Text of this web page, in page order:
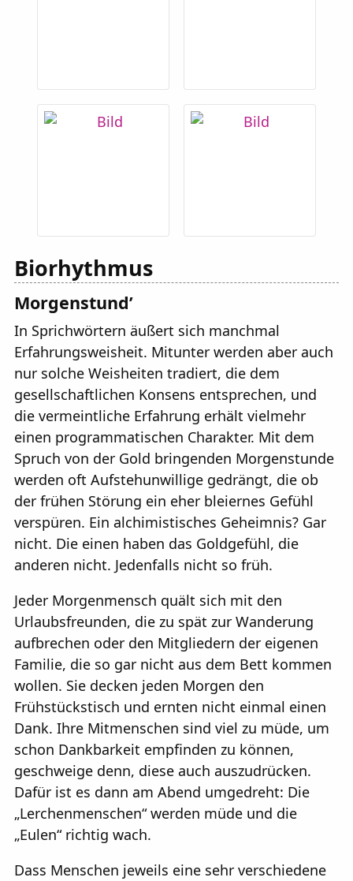
Biorhythmus
Morgenstund’
In Sprichwörtern äußert sich manchmal
Erfahrungsweisheit. Mitunter werden aber auch
nur solche Weisheiten tradiert, die dem
gesellschaftlichen Konsens entsprechen, und
die vermeintliche Erfahrung erhält vielmehr
einen programmatischen Charakter. Mit dem
Spruch von der Gold bringenden Morgenstunde
werden oft Aufstehunwillige gedrängt, die ob
der frühen Störung ein eher bleiernes Gefühl
verspüren. Ein alchimistisches Geheimnis? Gar
nicht. Die einen haben das Goldgefühl, die
anderen nicht. Jedenfalls nicht so früh.
Jeder Morgenmensch quält sich mit den
Urlaubsfreunden, die zu spät zur Wanderung
aufbrechen oder den Mitgliedern der eigenen
Familie, die so gar nicht aus dem Bett kommen
wollen. Sie decken jeden Morgen den
Frühstückstisch und ernten nicht einmal einen
Dank. Ihre Mitmenschen sind viel zu müde, um
schon Dankbarkeit empfinden zu können,
geschweige denn, diese auch auszudrücken.
Dafür ist es dann am Abend umgedreht: Die
„Lerchenmenschen“ werden müde und die
„Eulen“ richtig wach.
Dass Menschen jeweils eine sehr verschiedene